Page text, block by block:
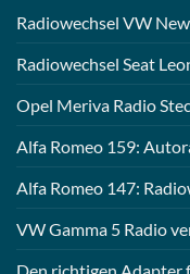
Radiowechsel VW
Radiowechsel Seat
Opel Meriva Radio
Alfa Romeo 159:
Alfa Romeo 147:
VW Gamma 5 Radio